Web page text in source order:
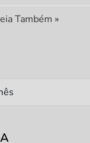
Também »